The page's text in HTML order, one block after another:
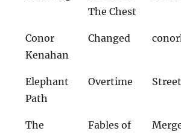
The Chest
Conor
Kenahan
Changed
Elephant
Path
Overtime
The
Fables of